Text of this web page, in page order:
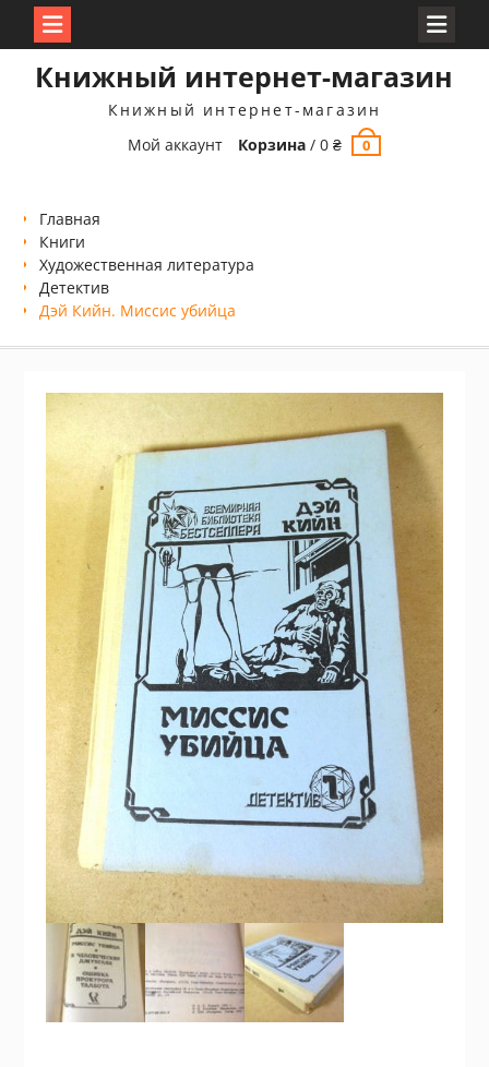
Книжный интернет-магазин
Книжный интернет-магазин
Мой аккаунт
Корзина /0₴ 0
Главная
Книги
Xудожественная литература
Детектив
Дэй Кийн. Миссис убийца